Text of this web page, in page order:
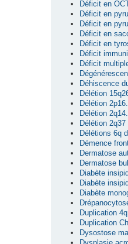
Déficit en
Déficit en
Déficit en
Déficit en
Déficit en
Déficit
Déficit
Déhiscence
Délétion
Délétion
Délétion
Délétion 2q37
Délétions 6q
Démence
Dermatose
Dermatose
Diabète
Diabète
Diabète
Duplication 4q
Duplication
Dysostose